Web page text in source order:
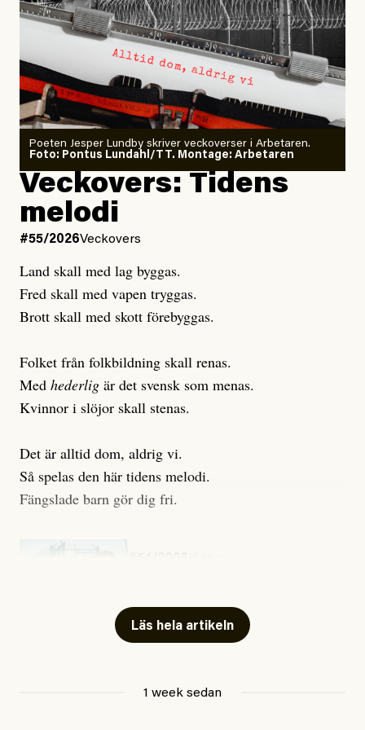
#54/2026Debatt
Sensationalism när ETC
granskar vänstern
Publicerad6 August, 2026
Uppdaterad6 August, 2026
Larmet från
Arbetsmiljöverket:
Dödsolyckorna har slutat
minska
Joel Kellgren
Publicerad3 August, 2026
Uppdaterad3 August, 2026
Poeten Jesper Lundby skriver veckoverser i Arbetaren.
Foto: Pontus Lundahl/TT. Montage: Arbetaren
Veckovers: Tidens
melodi
#55/2026Veckovers
Land skall med lag byggas.
Fred skall med vapen tryggas.
Brott skall med skott förebyggas.
Folket från folkbildning skall renas.
Med hederlig är det svensk som menas.
Kvinnor i slöjor skall stenas.
Det är alltid dom, aldrig vi.
Så spelas den här tidens melodi.
Fängslade barn gör dig fri.
Läs hela artikeln
1 week sedan